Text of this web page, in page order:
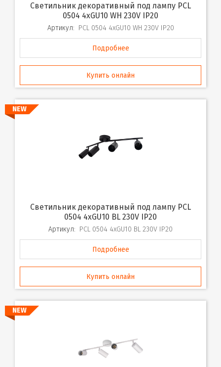
Светильник декоративный под лампу PCL
0504 4xGU10 WH 230V IP20
Артикул: PCL 0504 4xGU10 WH 230V IP20
Подробнее
Купить онлайн
NEW
Светильник декоративный под лампу PCL
0504 4xGU10 BL 230V IP20
Артикул: PCL 0504 4xGU10 BL 230V IP20
Подробнее
Купить онлайн
NEW